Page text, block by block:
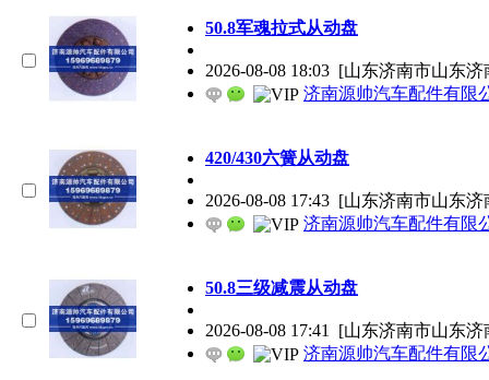
50.8军魂拉式从动盘
2026-08-08 18:03 [山东济南市山东
济南源帅汽车配件有限
420/430六簧从动盘
2026-08-08 17:43 [山东济南市山东
济南源帅汽车配件有限
50.8三级减震从动盘
2026-08-08 17:41 [山东济南市山东
济南源帅汽车配件有限